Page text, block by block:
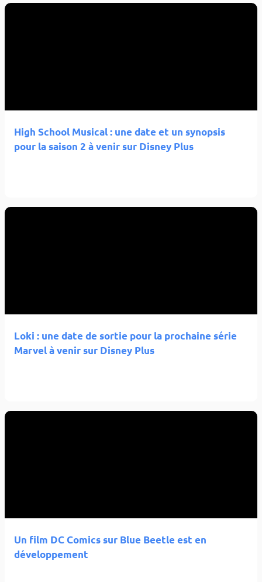
High School Musical : une date et un synopsis
pour la saison 2 à venir sur Disney Plus
Loki : une date de sortie pour la prochaine série
Marvel à venir sur Disney Plus
Un film DC Comics sur Blue Beetle est en
développement